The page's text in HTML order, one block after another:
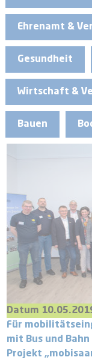
Ehrenamt &
Gesundheit
Wirtschaft &
Bauen
Datum
Für
mit Bus und
Projekt